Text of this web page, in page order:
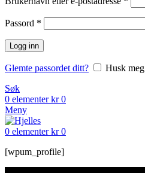
Passord *
Logg inn
Glemte passordet ditt?
Husk meg
Søk
0 elementer kr0
Meny
0 elementer kr0
[wpum_profile]